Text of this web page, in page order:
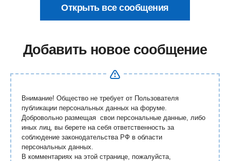
Открыть все сообщения
Добавить новое сообщение
Внимание! Общество не требует от Пользователя
публикации персональных данных на форуме.
Добровольно размещая свои персональные данные, либо
иных лиц, вы берете на себя ответственность за
соблюдение законодательства РФ в области
персональных данных.
В комментариях на этой странице, пожалуйста,